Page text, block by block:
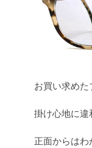
お買い求め
掛け心地に違
正面からはわ